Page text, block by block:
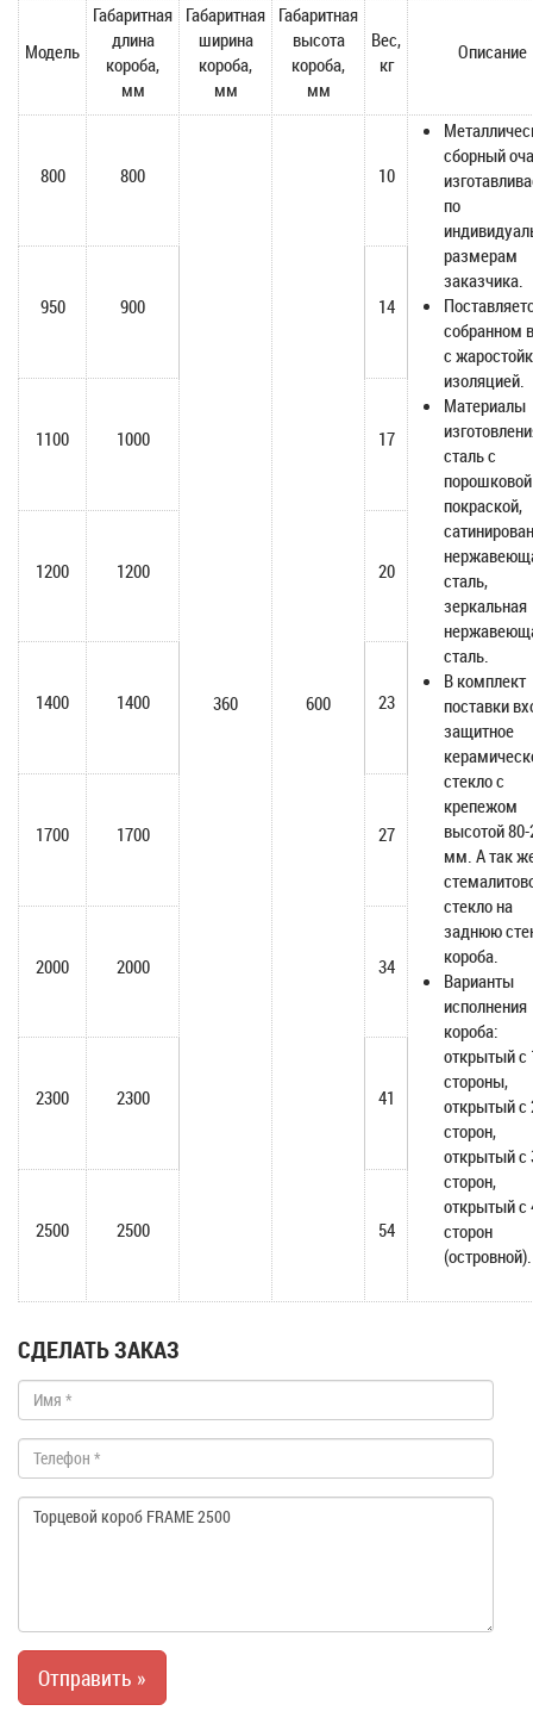
Модель
Габаритная
длина
короба,
мм
Габаритная
ширина
короба,
мм
Габаритная
высота
короба,
мм
Вес,
кг
Описание
800 800
360 600
10
сборный
по
размерам
заказчика.
собранном
с
изоляцией.
Материалы
сталь с
порошковой
покраской,
сталь,
зеркальная
сталь.
В комплект
поставки
защитное
стекло с
крепежом
высотой
мм. А так
стекло на
заднюю
короба.
Варианты
исполнения
короба:
открытый с
стороны,
открытый с
сторон,
открытый с
сторон,
открытый с
сторон
(островной).
950 900 14
1100 1000 17
1200 1200 20
1400 1400 23
1700 1700 27
2000 2000 34
2300 2300 41
2500 2500 54
СДЕЛАТЬ ЗАКАЗ